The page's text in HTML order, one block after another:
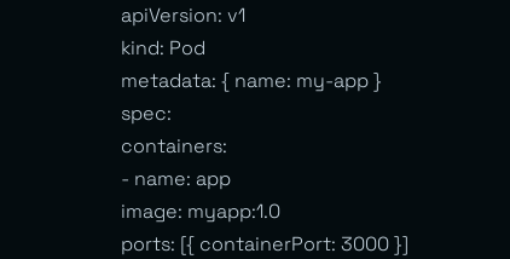
apiVersion: v1
kind: Pod
metadata: { name: my-app }
spec:
containers:
- name: app
image: myapp:1.0
ports: [{ containerPort: 3000 }]